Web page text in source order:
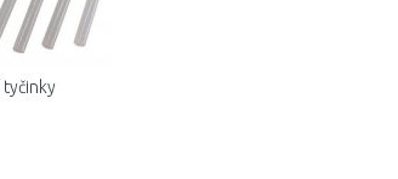
tyčinky